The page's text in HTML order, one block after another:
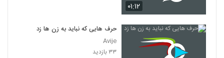
۰۱:۱۲
حرف هایی که نباید به زن ها زد
Avije
۳۳ بازدید